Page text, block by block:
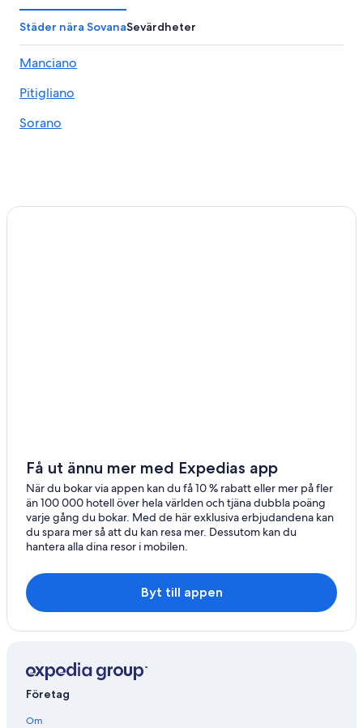
Städer nära SovanaSevärdheter
Manciano
Pitigliano
Sorano
Få ut ännu mer med Expedias app
När du bokar via appen kan du få 10 % rabatt eller mer på fler
än 100 000 hotell över hela världen och tjäna dubbla poäng
varje gång du bokar. Med de här exklusiva erbjudandena kan
du spara mer så att du kan resa mer. Dessutom kan du
hantera alla dina resor i mobilen.
Byt till appen
Företag
Om